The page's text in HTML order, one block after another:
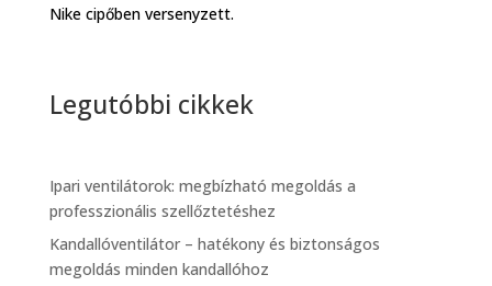
Nike cipőben versenyzett.
Legutóbbi cikkek
Ipari ventilátorok: megbízható megoldás a
professzionális szellőztetéshez
Kandallóventilátor – hatékony és biztonságos
megoldás minden kandallóhoz